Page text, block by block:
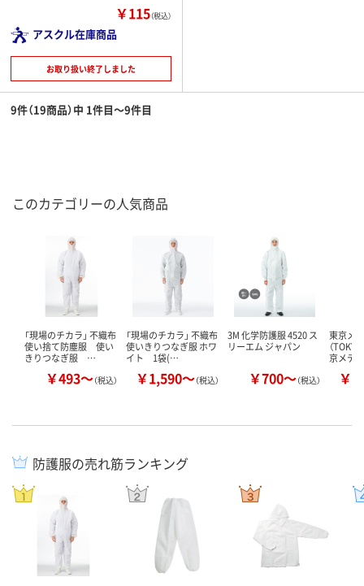
￥115（税込）
アスクル在庫商品
お取り扱い終了しました
9件（19商品）中 1件目～9件目
このカテゴリーの人気商品
「現場のチカラ」 不織布
使い捨て防塵服 使い
きりつなぎ服 …
￥493～（税込）
「現場のチカラ」 不織布
使いきりつなぎ服 ホワ
イト 1袋(…
￥1,590～（税込）
3M 化学防護服 4520 ス
リーエム ジャパン
￥700～（税込）
東京メ
（
京メデ
￥
防護服の売れ筋ランキング